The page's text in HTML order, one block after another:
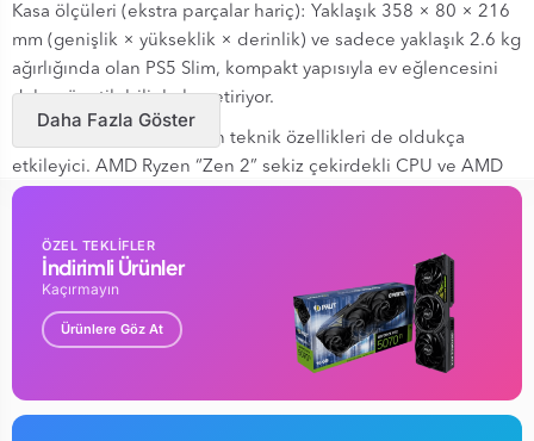
Kasa ölçüleri (ekstra parçalar hariç): Yaklaşık 358 × 80 × 216
mm (genişlik × yükseklik × derinlik) ve sadece yaklaşık 2.6 kg
ağırlığında olan PS5 Slim, kompakt yapısıyla ev eğlencesini
daha yönetilebilir hale getiriyor.
PS5 Slim Digital Edition'ın teknik özellikleri de oldukça
etkileyici. AMD Ryzen “Zen 2” sekiz çekirdekli CPU ve AMD
Radeon RDNA 2 tabanlı grafik motoru, Işın İzleme
seviyeye taşıyor. 16GB GDDR6 sistem belleği ve 825 GB SSD
depolama alanı, hızlı ve akıcı bir performans sağlıyor.
Oyun severler için ses kalitesi de göz ardı edilmedi. 3D
AudioTech teknolojisi, oyunculara daha immersif bir ses
PS5 Slim Digital Edition'ın bağlantı noktaları da düşünülmüş
Daha Fazla Göster
ÖZEL TEKLİFLER
İndirimli Ürünler
Kaçırmayın
Ürünlere Göz At